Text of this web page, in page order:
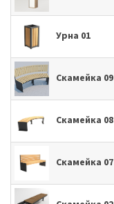
Урна 01
Скамейка 09
Скамейка 08
Скамейка 07